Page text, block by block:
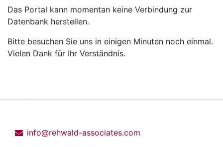
Das Portal kann momentan keine Verbindung zur
Datenbank herstellen.
Bitte besuchen Sie uns in einigen Minuten noch einmal.
Vielen Dank für Ihr Verständnis.
info@rehwald-associates.com